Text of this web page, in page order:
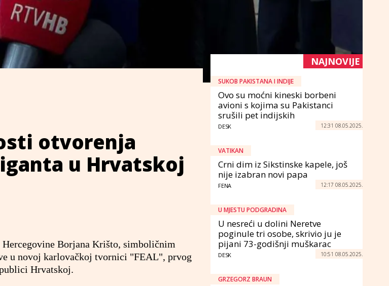
otvorenja
u Hrvatskoj
Borjana Krišto, simboličnim
u novoj karlovačkoj tvornici "FEAL", prvog
Hrvatskoj.
NAJNOVIJE
SUKOB PAKISTANA I INDIJE
Ovo su moćni kineski borbeni
avioni s kojima su Pakistanci
srušili pet indijskih
DESK 12:31 08.05.2025.
VATIKAN
Crni dim iz Sikstinske kapele, još
nije izabran novi papa
FENA 12:17 08.05.2025.
U MJESTU PODGRADINA
U nesreći u dolini Neretve
poginule tri osobe, skrivio ju je
pijani 73-godišnji muškarac
DESK 10:51 08.05.2025.
GRZEGORZ BRAUN